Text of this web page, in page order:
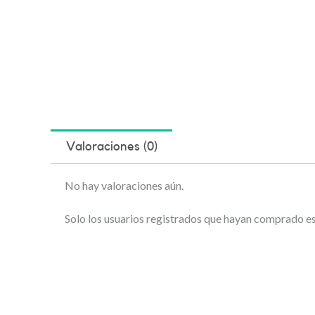
Valoraciones (0)
No hay valoraciones aún.
Solo los usuarios registrados que hayan comprado